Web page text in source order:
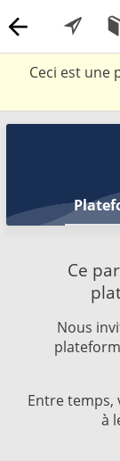
Ceci est une
Ce
Nous
Entre temps,
à